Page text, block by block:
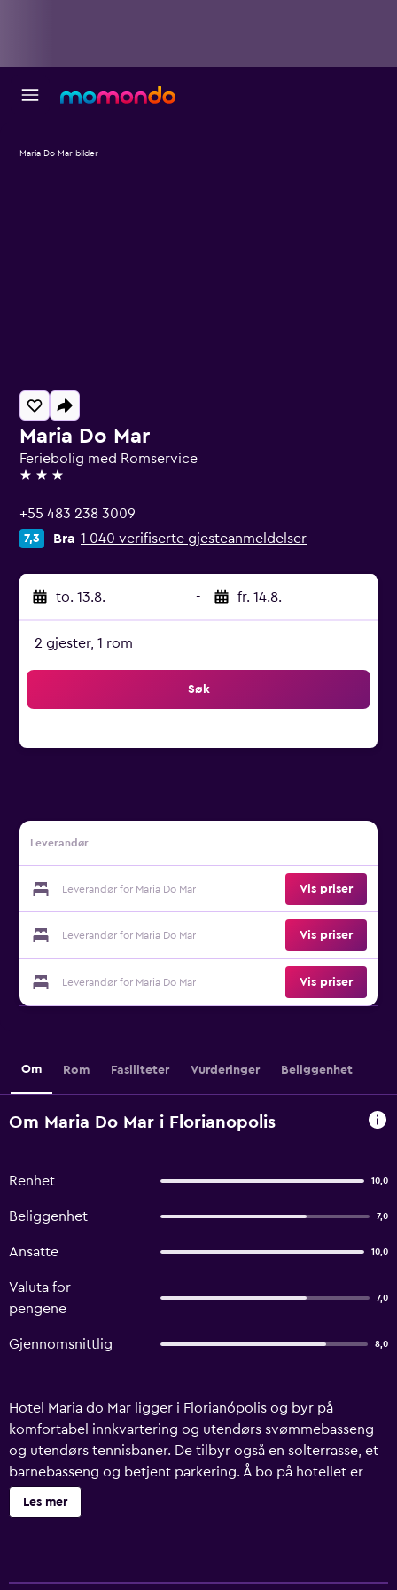
Maria Do Mar
Feriebolig med Romservice
3 stjerner
+55 483 238 3009
7,3 Bra 1 040 verifiserte gjesteanmeldelser
to. 13.8. - fr. 14.8.
2 gjester, 1 rom
Søk
Leverandør
Leverandør for Maria Do Mar Vis priser
Leverandør for Maria Do Mar Vis priser
Leverandør for Maria Do Mar Vis priser
Maria Do Mar bilder
Om Rom Fasiliteter Vurderinger Beliggenhet
Om Maria Do Mar i Florianopolis
Renhet 10,0
Beliggenhet 7,0
Ansatte 10,0
Valuta for
pengene
7,0
Gjennomsnittlig 8,0
Hotel Maria do Mar ligger i Florianópolis og byr på
komfortabel innkvartering og utendørs svømmebasseng
og utendørs tennisbaner. De tilbyr også en solterrasse, et
barnebasseng og betjent parkering. Å bo på hotellet er
gøy for hele familien, barna vil elske lekeområdet og de
voksne kan planlegge utflukter med hjelp fra det vennlige
Les mer